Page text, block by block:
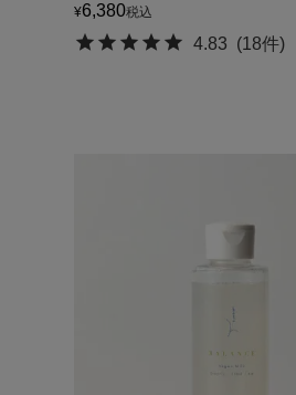
¥6,380税込
4.83 (18件)